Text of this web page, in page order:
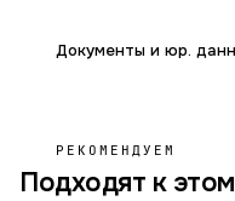
Документы и юр.
РЕКОМЕНДУЕМ
Подходят к